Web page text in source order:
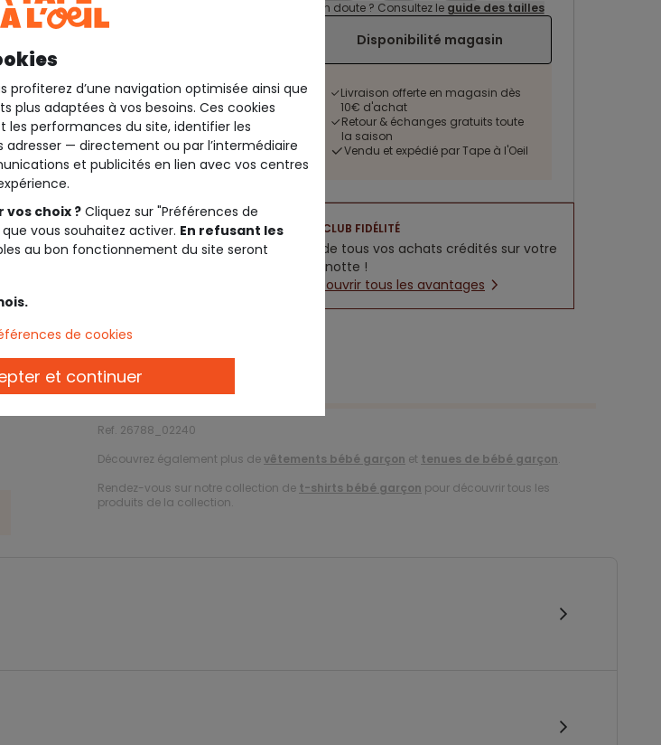
Un doute ? Consultez le guide des tailles
Disponibilité magasin
Livraison offerte en magasin dès
10€ d'achat
Retour & échanges gratuits toute
la saison
Vendu et expédié par Tape à l'Oeil
CLUB FIDÉLITÉ
5% de tous vos achats crédités sur votre
cagnotte !
Découvrir tous les avantages
Ref. 26788_02240
Découvrez également plus devêtements bébé garçon et tenues de bébé garçon.
Rendez-vous sur notre collection de t-shirts bébé garçon pour découvrir tous les
produits de la collection.
profiterez d’une navigation optimisée ainsi que
plus adaptées à vos besoins. Ces cookies
les performances du site, identifier les
adresser — directement ou par l’intermédiaire
et publicités en lien avec vos centres
choix ? Cliquez sur "Préférences de
vous souhaitez activer. En refusant les
au bon fonctionnement du site seront
de cookies
et continuer